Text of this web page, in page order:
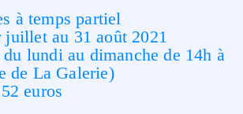
s à temps partiel
juillet au 31 août 2021
du lundi au dimanche de 14h à
de La Galerie)
euros